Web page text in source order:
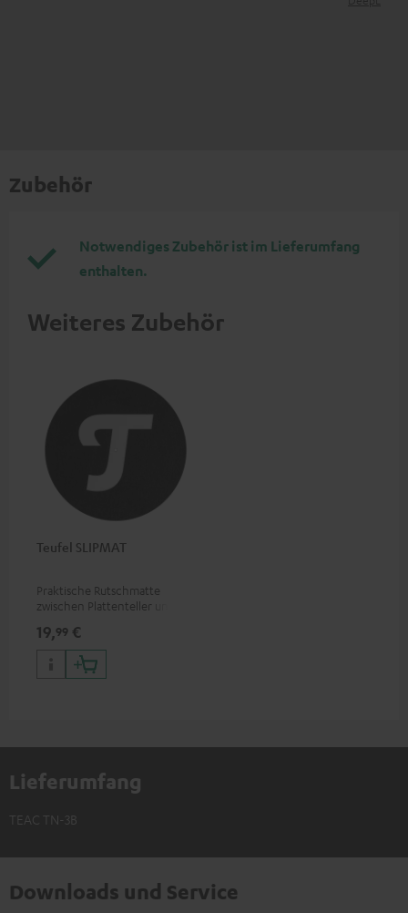
Zubehör
Notwendiges Zubehör ist im Lieferumfang
enthalten.
Weiteres Zubehör
Teufel SLIPMAT
Praktische Rutschmatte
zwischen Plattenteller und
19,99 €
Lieferumfang
TEAC TN-3B
Downloads und Service